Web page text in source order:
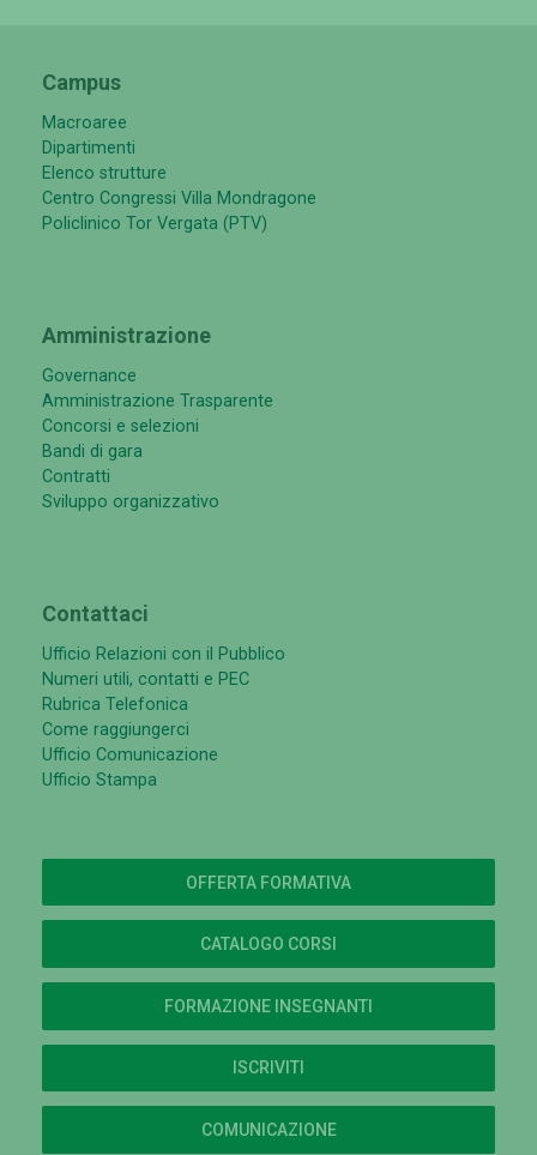
Campus
Macroaree
Dipartimenti
Elenco strutture
Centro Congressi Villa Mondragone
Policlinico Tor Vergata (PTV)
Amministrazione
Governance
Amministrazione Trasparente
Concorsi e selezioni
Bandi di gara
Contratti
Sviluppo organizzativo
Contattaci
Ufficio Relazioni con il Pubblico
Numeri utili, contatti e PEC
Rubrica Telefonica
Come raggiungerci
Ufficio Comunicazione
Ufficio Stampa
OFFERTA FORMATIVA
CATALOGO CORSI
FORMAZIONE INSEGNANTI
ISCRIVITI
COMUNICAZIONE